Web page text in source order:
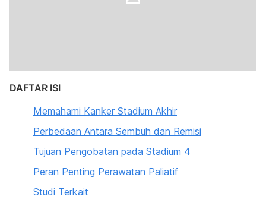
DAFTAR ISI
Memahami Kanker Stadium Akhir
Perbedaan Antara Sembuh dan Remisi
Tujuan Pengobatan pada Stadium 4
Peran Penting Perawatan Paliatif
Studi Terkait